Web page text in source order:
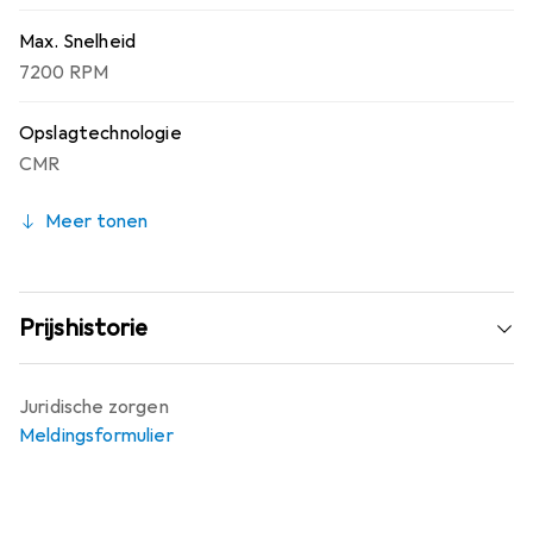
Max. Snelheid
7200 RPM
Opslagtechnologie
CMR
Meer tonen
Prijshistorie
Juridische zorgen
Meldingsformulier